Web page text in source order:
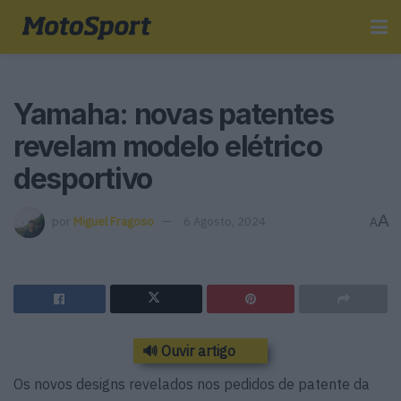
Yamaha: novas patentes
revelam modelo elétrico
desportivo
por Miguel Fragoso 6 Agosto, 2024 AA
🔊 Ouvir artigo
Os novos designs revelados nos pedidos de patente da